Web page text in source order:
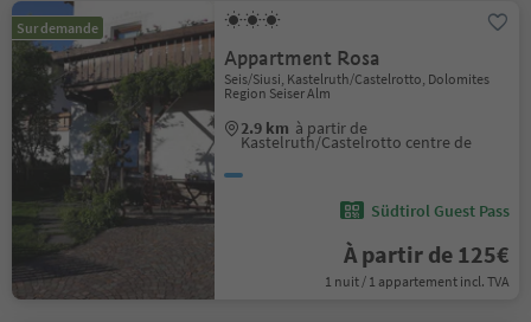
Sur demande
Appartment Rosa
Seis/Siusi, Kastelruth/Castelrotto, Dolomites
Region Seiser Alm
2.9 km à partir de
Kastelruth/Castelrotto centre de
Südtirol Guest Pass
À partir de 125€
1 nuit / 1 appartement incl. TVA